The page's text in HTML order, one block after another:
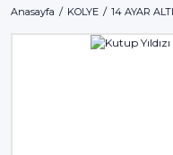
Anasayfa KOLYE 14 AYAR